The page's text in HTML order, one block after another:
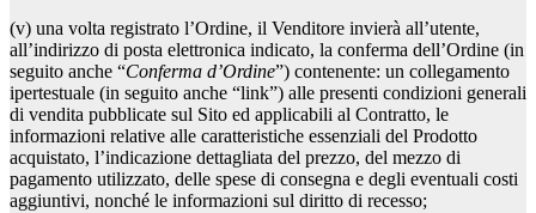
(v) una volta registrato l’Ordine, il Venditore invierà all’utente,
all’indirizzo di posta elettronica indicato, la conferma dell’Ordine (in
seguito anche “Conferma d’Ordine”) contenente: un collegamento
ipertestuale (in seguito anche “link”) alle presenti condizioni generali
di vendita pubblicate sul Sito ed applicabili al Contratto, le
informazioni relative alle caratteristiche essenziali del Prodotto
acquistato, l’indicazione dettagliata del prezzo, del mezzo di
pagamento utilizzato, delle spese di consegna e degli eventuali costi
aggiuntivi, nonché le informazioni sul diritto di recesso;